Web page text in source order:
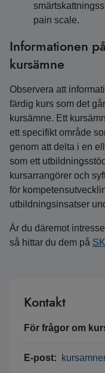
pain scale.
Informationen
kursämne
Observera att
färdig kurs som det
kursämne. Ett
ett specifikt område
genom att delta i en
som ett
kursarrangörer och
för
utbildningsinsatser
Är du däremot
så hittar du dem på
Kontakt
För frågor om
E-post: